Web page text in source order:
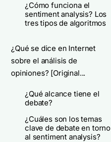
¿Cómo funciona el
sentiment analysis? Los
tres tipos de algoritmos
¿Qué se dice en Internet
sobre el análisis de
opiniones? [Original...
¿Qué alcance tiene el
debate?
¿Cuáles son los temas
clave de debate en torno
al sentiment analysis?